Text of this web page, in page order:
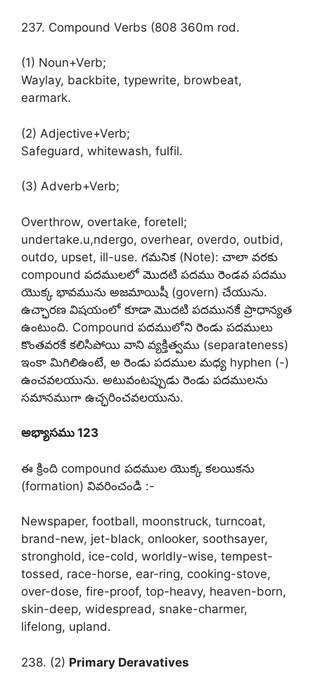
237. Compound Verbs (808 360m rod.
(1) Noun+Verb;
Waylay, backbite, typewrite, browbeat,
earmark.
(2) Adjective+Verb;
Safeguard, whitewash, fulfil.
(3) Adverb+Verb;
Overthrow, overtake, foretell;
undertake.u,ndergo, overhear, overdo, outbid,
outdo, upset, ill-use. గమనిక (Note): చాలా వరకు
compound పదములలో మొదటి పదము రెండవ పదము
యొక్క భావమును అజమాయిషీ (govern) చేయును.
ఉచ్ఛారణ విషయంలో కూడా మొదటి పదమునకే ప్రాధాన్యత
ఉంటుంది. Compound పదములోని రెండు పదములు
కొంతవరకే కలిసిపోయి వాని వ్యక్తిత్వము (separateness)
ఇంకా మిగిలిఉంటే, అ రెండు పదముల మధ్య hyphen (-)
ఉంచవలయును. అటువంటప్పుడు రెండు పదములను
సమానముగా ఉచ్ఛరించవలయును.
అభ్యాసము 123
ఈ క్రింది compound పదముల యొక్క కలయికను
(formation) వివరించండి :-
Newspaper, football, moonstruck, turncoat,
brand-new, jet-black, onlooker, soothsayer,
stronghold, ice-cold, worldly-wise, tempest-
tossed, race-horse, ear-ring, cooking-stove,
over-dose, fire-proof, top-heavy, heaven-born,
skin-deep, widespread, snake-charmer,
lifelong, upland.
238. (2) Primary Deravatives